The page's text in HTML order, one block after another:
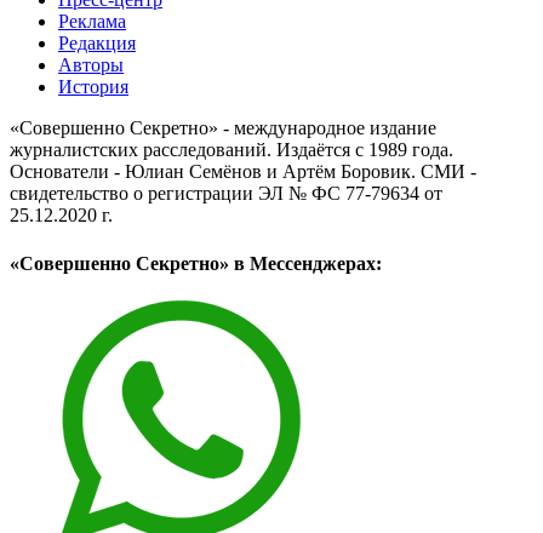
Реклама
Редакция
Авторы
История
«Совершенно Секретно» - международное издание
журналистских расследований. Издаётся с 1989 года.
Основатели - Юлиан Семёнов и Артём Боровик. CМИ -
свидетельство о регистрации ЭЛ № ФС 77-79634 от
25.12.2020 г.
«Совершенно Секретно» в Мессенджерах: